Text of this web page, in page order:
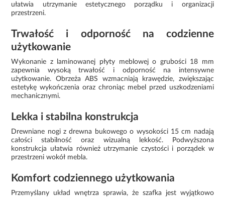
ułatwia utrzymanie estetycznego porządku i organizacji
przestrzeni.
Trwałość i odporność na codzienne
użytkowanie
Wykonanie z laminowanej płyty meblowej o grubości 18 mm
zapewnia wysoką trwałość i odporność na intensywne
użytkowanie. Obrzeża ABS wzmacniają krawędzie, zwiększając
estetykę wykończenia oraz chroniąc mebel przed uszkodzeniami
mechanicznymi.
Lekka i stabilna konstrukcja
Drewniane nogi z drewna bukowego o wysokości 15 cm nadają
całości stabilność oraz wizualną lekkość. Podwyższona
konstrukcja ułatwia również utrzymanie czystości i porządek w
przestrzeni wokół mebla.
Komfort codziennego użytkowania
Przemyślany układ wnętrza sprawia, że szafka jest wyjątkowo